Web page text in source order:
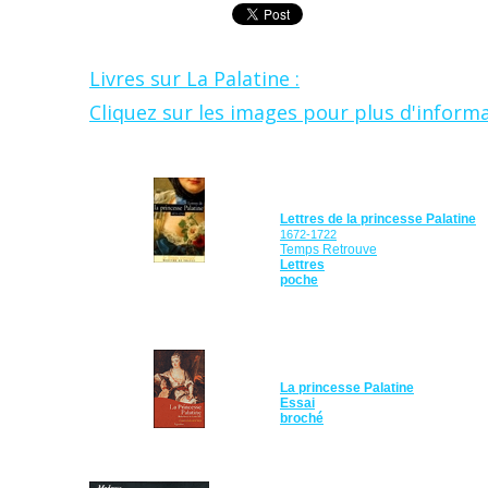
Livres sur La Palatine :
Cliquez sur les images pour plus
Lettres de la princesse Palatine
1672-1722
Temps Retrouve
Lettres
poche
La princesse Palatine
Essai
broché